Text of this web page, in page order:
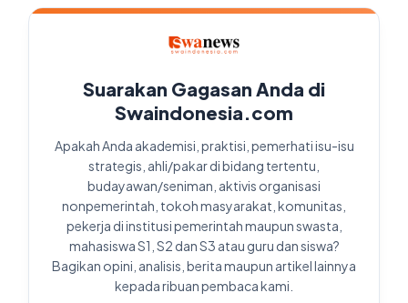
Suarakan Gagasan Anda di
Swaindonesia.com
Apakah Anda akademisi, praktisi, pemerhati isu-isu
strategis, ahli/pakar di bidang tertentu,
budayawan/seniman, aktivis organisasi
nonpemerintah, tokoh masyarakat, komunitas,
pekerja di institusi pemerintah maupun swasta,
mahasiswa S1, S2 dan S3 atau guru dan siswa?
Bagikan opini, analisis, berita maupun artikel lainnya
kepada ribuan pembaca kami.